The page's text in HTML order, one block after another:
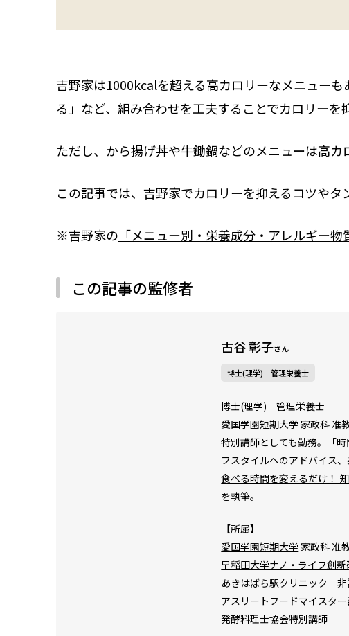
吉野家は1000kcalを超える高カロリーなメニュー
る」など、組み合わせを工夫することでカロリーを
ただし、から揚げ丼や牛鋤鍋などのメニューは高
この記事では、吉野家でカロリーを抑えるコツや
※吉野家の 「メニュー別・栄養成分・アレルギー物
この記事の監修者
古谷 彰子さん
博士(理学) 管理栄養士
博士(理学) 管理栄養士
愛国学園短期大学 家政科
特別講師としても勤務。「
フスタイルへのアドバイス
食べる時間を変えるだけ！
を執筆。
【所属】
愛国学園短期大学 家政科 准
早稲田大学ナノ・ライフ創
あきはばら駅クリニック
非
アスリートフードマイスター
発酵料理士協会特別講師